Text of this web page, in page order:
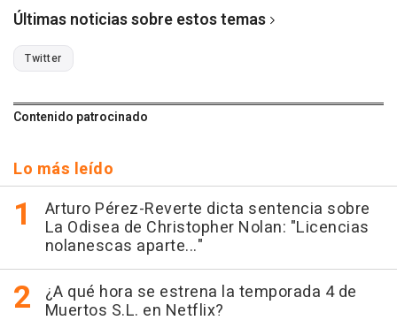
Últimas noticias sobre estos temas
Twitter
Contenido patrocinado
Lo más leído
Arturo Pérez-Reverte dicta sentencia sobre
La Odisea de Christopher Nolan: "Licencias
nolanescas aparte..."
¿A qué hora se estrena la temporada 4 de
Muertos S.L. en Netflix?